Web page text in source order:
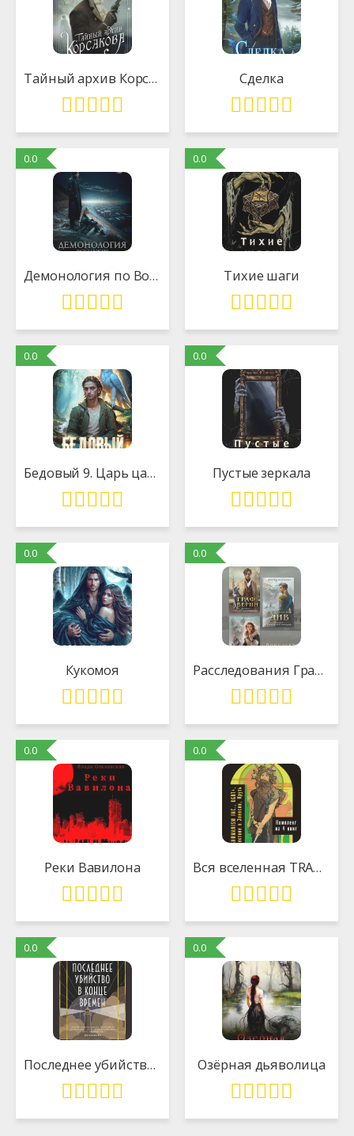
Тайный архив Корсакова. Оккультный детектив Сделка
0.0
Демонология по Волкову. Сноходцы
0.0
Тихие шаги
0.0
Бедовый 9. Царь царей
0.0
Пустые зеркала
0.0
Кукомоя
0.0
Расследования Графа Аверина. Комплект из 3 книг
0.0
Реки Вавилона
0.0
Вся вселенная TRANSHUMANISM INC.: комплект из 4 книг
0.0
Последнее убийство в конце времен
0.0
Озёрная дьяволица